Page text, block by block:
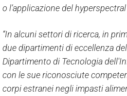
o l’applicazione del
“In alcuni settori di ricerca, in
due dipartimenti di eccellenza
Dipartimento di Tecnologia
con le sue riconosciute
corpi estranei negli impasti